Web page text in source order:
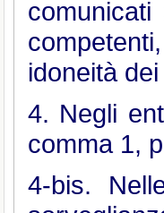
idoneità
4. Negli
comma 1,
4-bis.